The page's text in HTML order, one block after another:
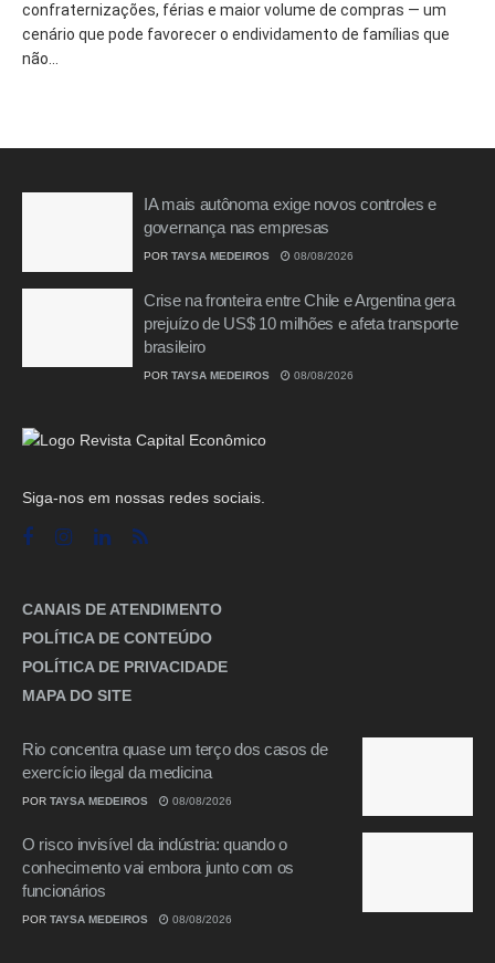
confraternizações, férias e maior volume de compras — um
cenário que pode favorecer o endividamento de famílias que
não...
IA mais autônoma exige novos controles e
governança nas empresas
POR TAYSA MEDEIROS 08/08/2026
Crise na fronteira entre Chile e Argentina gera
prejuízo de US$ 10 milhões e afeta transporte
brasileiro
POR TAYSA MEDEIROS 08/08/2026
Siga-nos em nossas redes sociais.
CANAIS DE ATENDIMENTO
POLÍTICA DE CONTEÚDO
POLÍTICA DE PRIVACIDADE
MAPA DO SITE
Rio concentra quase um terço dos casos de
exercício ilegal da medicina
POR TAYSA MEDEIROS 08/08/2026
O risco invisível da indústria: quando o
conhecimento vai embora junto com os
funcionários
POR TAYSA MEDEIROS 08/08/2026